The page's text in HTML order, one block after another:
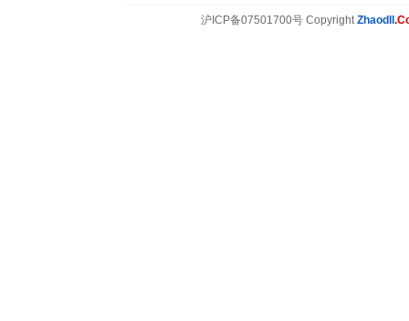
沪ICP备07501700号 CopyrightZhaodll